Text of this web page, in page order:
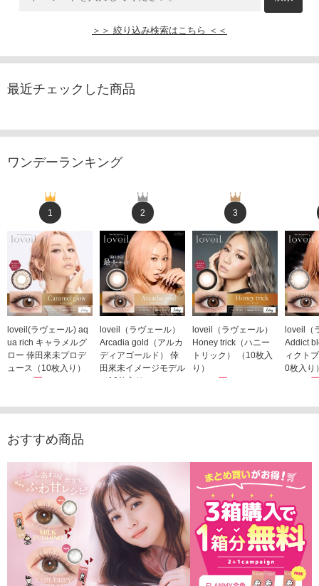
＞＞ 絞り込み検索はこちら ＜＜
最近チェックした商品
ワンデーランキング
1
loveil(ラヴェール) aq
ua rich キャラメルグ
ロー 倖田來未プロデ
ュース（10枚入り）
1,760円
2
loveil（ラヴェール）
Arcadia gold（アルカ
ディアゴールド） 倖
田來未イメージモデル
（10枚入り）
3
loveil（ラヴェール）
Honey trick（ハニー
トリック） （10枚入
り）
1,760円
loveil（
Addict
ィクト
0枚入り
1,760
おすすめ商品